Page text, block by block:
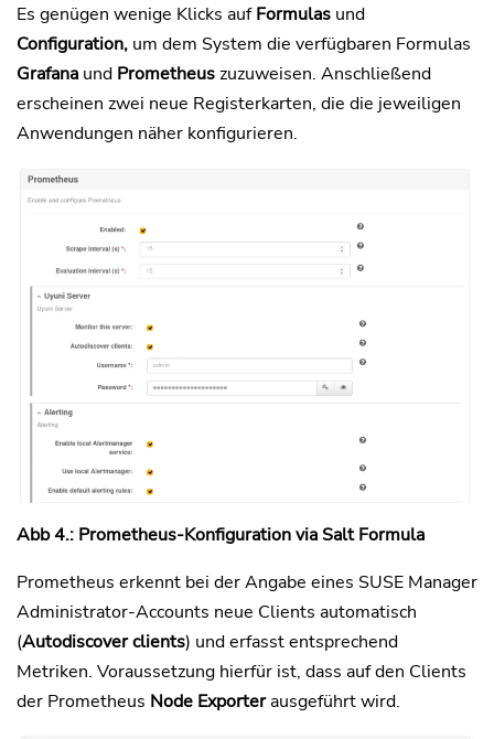
Es genügen wenige Klicks aufFormulas und
Configuration, um dem System die verfügbaren Formulas
Grafana und Prometheuszuzuweisen. Anschließend
erscheinen zwei neue Registerkarten, die die jeweiligen
Anwendungen näher konfigurieren.
Abb 4.: Prometheus-Konfiguration via Salt Formula
Prometheus erkennt bei der Angabe eines SUSE Manager
Administrator-Accounts neue Clients automatisch
(Autodiscover clients) und erfasst entsprechend
Metriken. Voraussetzung hierfür ist, dass auf den Clients
der Prometheus Node Exporterausgeführt wird.